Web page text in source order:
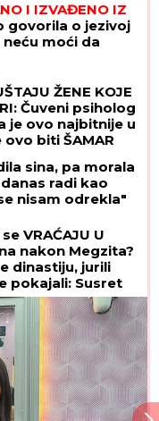
I IZVAĐENO IZ
govorila o jezivoj
moći da
ŽENE KOJE
Čuveni psiholog
je ovo najbitnije u
biti ŠAMAR
sina, pa morala
radi kao
nisam odrekla"
VRAĆAJU U
nakon Megzita?
dinastiju, jurili
pokajali: Susret
bi da najavi